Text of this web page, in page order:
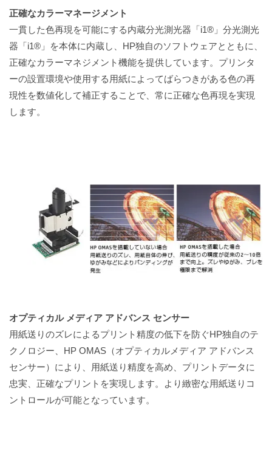
正確なカラーマネージメント
一貫した色再現を可能にする内蔵分光測光器「i1®」分光測光
器「i1®」を本体に内蔵し、HP独自のソフトウェアとともに、
正確なカラーマネジメント機能を提供しています。プリンタ
ーの設置環境や使用する用紙によってばらつきがある色の再
現性を数値化して補正することで、常に正確な色再現を実現
します。
オプティカル メディア アドバンス センサー
用紙送りのズレによるプリント精度の低下を防ぐHP独自のテ
クノロジー、HP OMAS（オプティカルメディア アドバンス
センサー）により、用紙送り精度を高め、プリントデータに
忠実、正確なプリントを実現します。より緻密な用紙送りコ
ントロールが可能となっています。